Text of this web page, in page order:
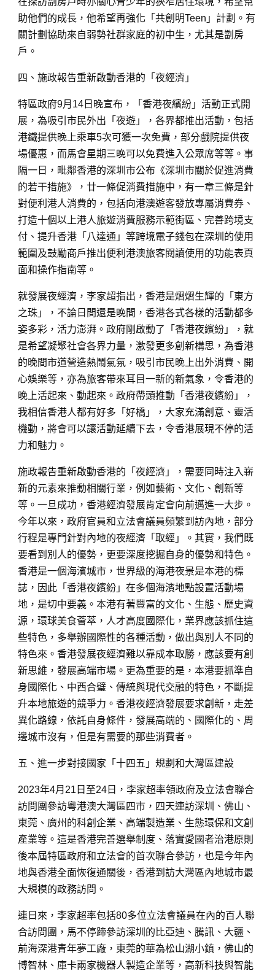
助他們的成長，他希望再強化「共創明Teen」計劃。有
關計劃協助來自弱勢社群家庭的初中生，尤其是劏房
戶。
四、施政報告重新啟動香港的「夜經濟」
特區政府9月14日晚宣布，「香港夜繽紛」活動正式開
展，為吸引市民外出「夜遊」，各界都推出活動，包括
港鐵提供晚上乘車5次可獲一次免費，部分戲院提供夜
場優惠，而馬會星期三晚可以免費進入公眾席等等。事
隔一日，毗鄰香港的深圳市公布《深圳市關於促進消費
的若干措施》，廿一條促消費措施中，有一章三條是針
對便利港人消費的，包括向港澳遊客發放專屬消費券、
打造十個以上港人旅遊消費服務示範街區、完善跨境支
付、提升香港「八達通」等跨境電子錢包在深圳的使用
範圍及鼓勵商戶推出便利港澳旅客閱讀使用的功能表頁
面和操作指南等。
就發展夜經濟，李家超指出，香港是熠熠生輝的「東方
之珠」，不論日間還是晚間，香港各式各樣的活動都多
姿多彩，活力澎湃。政府剛啟動了「香港夜繽紛」，就
是希望凝聚社會各界力量，激發更多創新構思，為香港
的晚間市道營造熱鬧氣氛，吸引市民晚上出外消費、開
心娛樂等，亦為旅客帶來耳目一新的新氣象，令香港的
晚上活起來、動起來。政府帶頭推動「香港夜繽紛」，
我相信香港人都有好多「好橋」，大家充滿創意、靈活
機動，將會可以讓活動延續下去，令香港展現不停的活
力和魅力。
施政報告重新啟動香港的「夜經濟」，需要同時注入嶄
新的元素來推動相關行業，例如藝術、文化、創新等
等。一旦成功，香港經濟發展肯定會向前邁進一大步。
今年以來，政府官員和立法會議員頻繁到訪內地，部分
行程是專門針對內地的夜經濟「取經」。其實，我們既
要看到別人的優勢，更要深度挖掘自身的優勢和特色。
香港是一個海濱城市，世界級的海港夜景是本港的標
誌，因此「香港夜繽紛」在多個海濱地點設置活動場
地，是切中要義。本港有著豐富的文化、生態、歷史資
源，環球美食薈萃，人才高度國際化，業界應該抓住這
些特色，多舉辦國際性的各種活動，做出與別人不同的
特色來。香港發展夜經濟難以靠成本取勝，應該要有創
新思維，發展高端市場。更為重要的是，本港要抓準自
身國際化、中西合璧、傳統與現代交融的特色，不斷提
升本地旅遊的競爭力。香港夜經濟發展要求創新，走差
異化路線，依託自身條件，發展高端的、國際化的、周
邊城市沒有，但是有需要的那些消費者。
五、進一步對接國家「十四五」規劃和大灣區建設
2023年4月21日至24日，李家超率領政府及立法會聯合
訪問團參訪粵港澳大灣區四市，四天連訪深圳、佛山、
東莞、廣州的科創企業、高端製造業、生態環保和文創
產業等。這是香港完善選舉制度、落實愛國者治港原則
後本屆特區政府和立法會的首次聯合參訪，也是今年內
地與香港全面恢復通關後，香港到訪大灣區內地城市最
大規模的政務訪問。
連日來，李家超率包括80多位立法會議員在內的百人聯
合訪問團，馬不停蹄參訪深圳的比亞迪、騰訊、大疆、
前海深港青年夢工廠，東莞的華為松山湖小鎮，佛山的
博智林、庫卡兩家機器人製造企業等，高新科技與智能